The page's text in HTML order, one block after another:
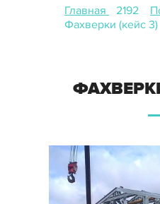
Главная
Фахверки (кейс 3)